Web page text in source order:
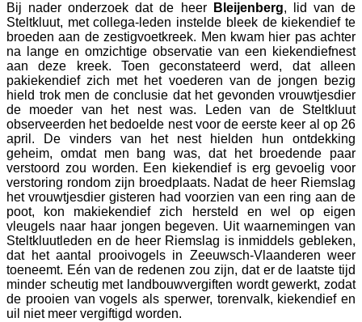
Bij nader onderzoek dat de heer
Bleijenberg, lid van de
Steltkluut, met collega-leden instelde bleek de kiekendief te
broeden aan de zestigvoetkreek. Men kwam hier pas achter
na lange en omzichtige observatie van een kiekendiefnest
aan deze kreek. Toen geconstateerd werd, dat alleen
pakiekendief zich met het voederen van de jongen bezig
hield trok men de conclusie dat het gevonden vrouwtjesdier
de moeder van het nest was. Leden van de Steltkluut
observeerden het bedoelde nest voor de eerste keer al op 26
april. De vinders van het nest hielden hun ontdekking
geheim, omdat men bang was, dat het broedende paar
verstoord zou worden. Een kiekendief is erg gevoelig voor
verstoring rondom zijn broedplaats. Nadat de heer Riemslag
het vrouwtjesdier gisteren had voorzien van een ring aan de
poot, kon makiekendief zich hersteld en wel op eigen
vleugels naar haar jongen begeven. Uit waarnemingen van
Steltkluutleden en de heer Riemslag is inmiddels gebleken,
dat het aantal prooivogels in Zeeuwsch-Vlaanderen weer
toeneemt. Eén van de redenen zou zijn, dat er de laatste tijd
minder scheutig met landbouwvergiften wordt gewerkt, zodat
de prooien van vogels als sperwer, torenvalk, kiekendief en
uil niet meer vergiftigd worden.